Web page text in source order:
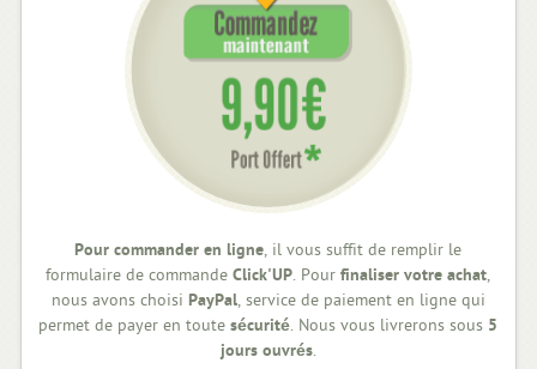
Pour commander en ligne, il vous suffit de remplir le
formulaire de commandeClick'UP. Pourfinaliser votre achat,
nous avons choisi PayPal, service de paiement en ligne qui
permet de payer en toutesécurité. Nous vous livrerons sous 5
jours ouvrés.